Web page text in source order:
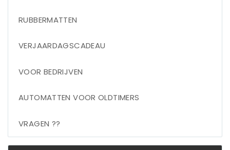
RUBBERMATTEN
VERJAARDAGSCADEAU
VOOR BEDRIJVEN
AUTOMATTEN VOOR OLDTIMERS
VRAGEN ??